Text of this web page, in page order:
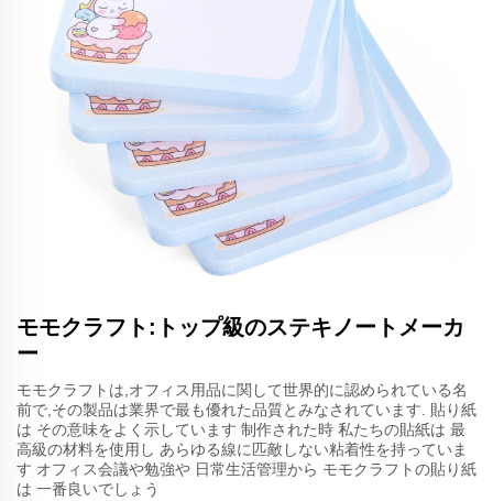
モモクラフト:トップ級のステキノートメーカ
ー
モモクラフトは,オフィス用品に関して世界的に認められている名
前で,その製品は業界で最も優れた品質とみなされています. 貼り紙
は その意味をよく示しています 制作された時 私たちの貼紙は 最
高級の材料を使用し あらゆる線に匹敵しない粘着性を持っていま
す オフィス会議や勉強や 日常生活管理から モモクラフトの貼り紙
は 一番良いでしょう